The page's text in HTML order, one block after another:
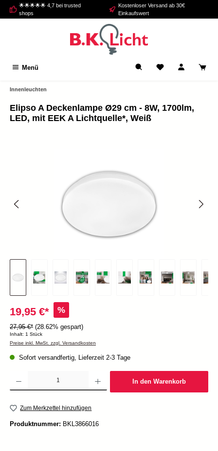
springen
🌟🌟🌟🌟🌟 4,7 bei trusted
shops
Kostenloser Versand ab 30€
Einkaufswert
Menü
Innenleuchten
Elipso A Deckenlampe Ø29 cm - 8W, 1700lm,
LED, mit EEK A Lichtquelle*, Weiß
19,95 €* %
27,95 €* (28.62% gespart)
Inhalt: 1 Stück
Preise inkl. MwSt. zzgl. Versandkosten
Sofort versandfertig, Lieferzeit 2-3 Tage
Produkt Anzahl: Gib den gewünschten Wert ein oder benutze die Schaltflächen um die
In den Warenkorb
Zum Merkzettel hinzufügen
Produktnummer: BKL3866016